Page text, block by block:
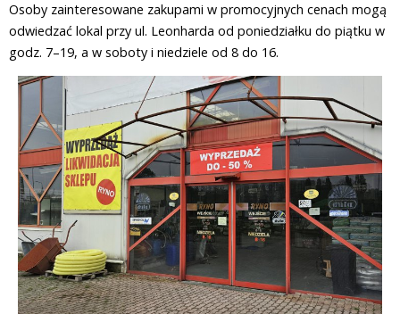
Osoby zainteresowane zakupami w promocyjnych cenach mogą
odwiedzać lokal przy ul. Leonharda od poniedziałku do piątku w
godz. 7–19, a w soboty i niedziele od 8 do 16.